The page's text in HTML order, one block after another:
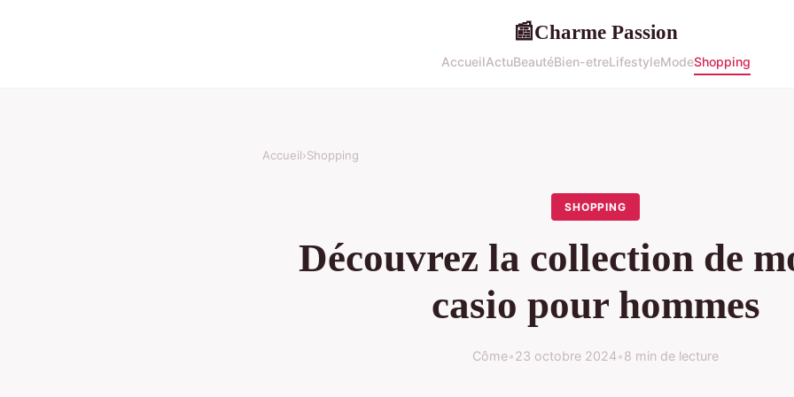
📰Charme Passion
AccueilActuBeautéBien-etreLifestyleModeShopping
Accueil›Shopping
SHOPPING
Découvrez la collection de
casio pour hommes
Côme•23 octobre 2024•8 min de lecture